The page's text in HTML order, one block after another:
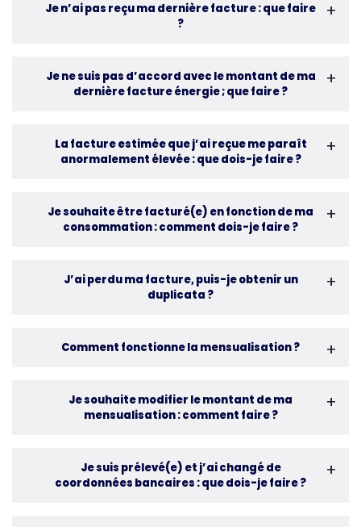
Je n’ai pas reçu ma dernière facture : que faire
?
Je ne suis pas d’accord avec le montant de ma
dernière facture énergie ; que faire ?
La facture estimée que j’ai reçue me paraît
anormalement élevée : que dois-je faire ?
Je souhaite être facturé(e) en fonction de ma
consommation : comment dois-je faire ?
J’ai perdu ma facture, puis-je obtenir un
duplicata ?
Comment fonctionne la mensualisation ?
Je souhaite modifier le montant de ma
mensualisation : comment faire ?
Je suis prélevé(e) et j’ai changé de
coordonnées bancaires : que dois-je faire ?